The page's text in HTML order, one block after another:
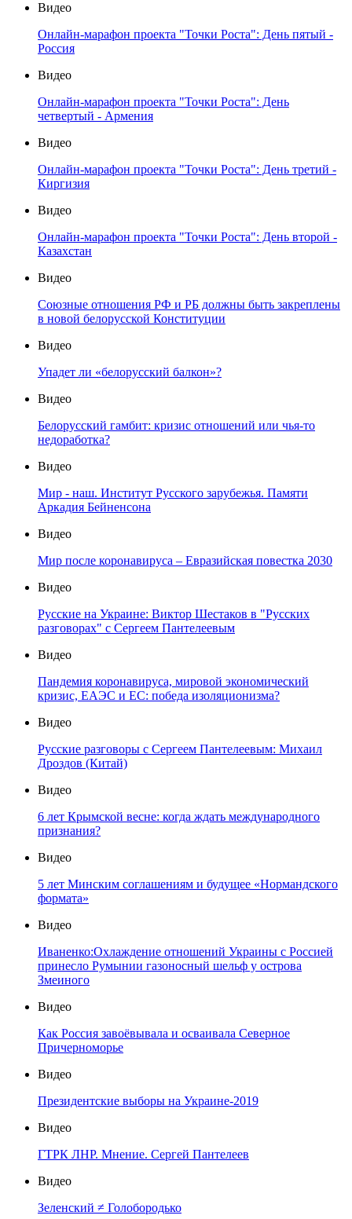
Видео
Онлайн-марафон проекта "Точки Роста": День пятый -
Россия
Видео
Онлайн-марафон проекта "Точки Роста": День
четвертый - Армения
Видео
Онлайн-марафон проекта "Точки Роста": День третий -
Киргизия
Видео
Онлайн-марафон проекта "Точки Роста": День второй -
Казахстан
Видео
Союзные отношения РФ и РБ должны быть закреплены
в новой белорусской Конституции
Видео
Упадет ли «белорусский балкон»?
Видео
Белорусский гамбит: кризис отношений или чья-то
недоработка?
Видео
Мир - наш. Институт Русского зарубежья. Памяти
Аркадия Бейненсона
Видео
Мир после коронавируса – Евразийская повестка 2030
Видео
Русские на Украине: Виктор Шестаков в "Русских
разговорах" с Сергеем Пантелеевым
Видео
Пандемия коронавируса, мировой экономический
кризис, ЕАЭС и ЕС: победа изоляционизма?
Видео
Русские разговоры с Сергеем Пантелеевым: Михаил
Дроздов (Китай)
Видео
6 лет Крымской весне: когда ждать международного
признания?
Видео
5 лет Минским соглашениям и будущее «Нормандского
формата»
Видео
Иваненко:Охлаждение отношений Украины с Россией
принесло Румынии газоносный шельф у острова
Змеиного
Видео
Как Россия завоёвывала и осваивала Северное
Причерноморье
Видео
Президентские выборы на Украине-2019
Видео
ГТРК ЛНР. Мнение. Сергей Пантелеев
Видео
Зеленский ≠ Голобородько